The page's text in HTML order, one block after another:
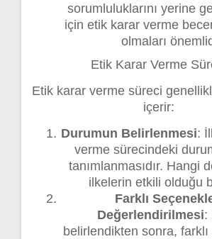
sorumluluklarını yerine
için etik karar verme
olmaları
Etik Karar Verme
Etik karar verme süreci
içerir:
Durumun Belirlenmesi:
verme sürecindeki
tanımlanmasıdır. Hangi
ilkelerin etkili olduğu
Farklı
Değerlendirilmesi:
belirlendikten sonra,